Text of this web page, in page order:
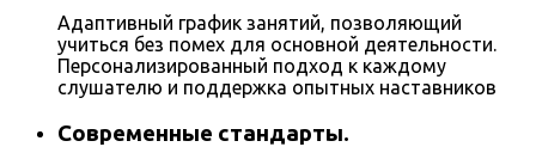
Адаптивный график занятий, позволяющий
учиться без помех для основной деятельности.
Персонализированный подход к каждому
слушателю и поддержка опытных наставников
Современные стандарты.